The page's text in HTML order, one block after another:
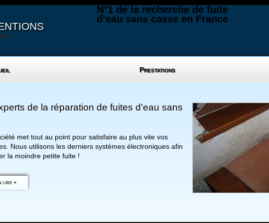
N°1 de la recherche de fuite
d’eau sans casse en France
Prestations
de la réparation de fuites d'eau sans
met tout au point pour satisfaire au plus vite vos
Nous utilisons les derniers systèmes électroniques afin
la moindre petite fuite !
lire +